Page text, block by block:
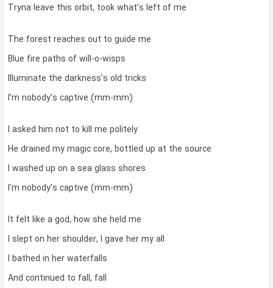
Tryna leave this orbit, took what’s left of me
The forest reaches out to guide me
Blue fire paths of will-o-wisps
Illuminate the darkness’s old tricks
I’m nobody’s captive (mm-mm)
I asked him not to kill me politely
He drained my magic core, bottled up at the source
I washed up on a sea glass shores
I’m nobody’s captive (mm-mm)
It felt like a god, how she held me
I slept on her shoulder, I gave her my all
I bathed in her waterfalls
And continued to fall, fall